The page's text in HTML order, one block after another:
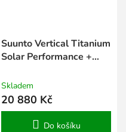
Suunto Vertical Titanium
Solar Performance +
Skladem
20 880 Kč
Do košíku